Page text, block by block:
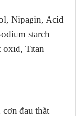
Nipagin, Acid
starch
oxid, Titan
đau thắt